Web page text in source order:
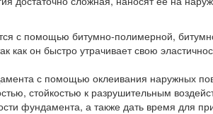
с помощью битумно-полимерной,
как он быстро утрачивает свою
с помощью оклеивания наружных
стойкостью к разрушительным
фундамента, а также дать время для